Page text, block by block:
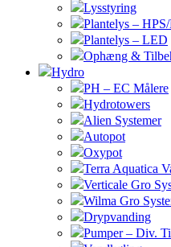
Lysstyring
Plantelys –
Plantelys – LED
Ophæng &
Hydro
PH – EC Målere
Hydrotowers
Alien Systemer
Autopot
Oxypot
Terra Aquatica
Verticale Gro
Wilma Gro
Drypvanding
Pumper – Div.